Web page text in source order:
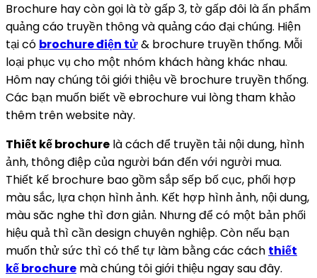
Brochure hay còn gọi là tờ gấp 3, tờ gấp đôi là ấn phẩm
quảng cáo truyền thông và quảng cáo đại chúng. Hiện
tại có brochure điện tử& brochure truyền thống. Mỗi
loại phục vụ cho một nhóm khách hàng khác nhau.
Hôm nay chúng tôi giới thiệu về brochure truyền thống.
Các bạn muốn biết về ebrochure vui lòng tham khảo
thêm trên website này.
Thiết kế brochure là cách để truyền tải nội dung, hình
ảnh, thông điệp của người bán đến với người mua.
Thiết kế brochure bao gồm sắp sếp bố cục, phối hợp
màu sắc, lựa chọn hình ảnh. Kết hợp hình ảnh, nội dung,
màu săc nghe thì đơn giản. Nhưng để có một bản phối
hiệu quả thì cần design chuyên nghiệp. Còn nếu bạn
muốn thử sức thì có thể tự làm bằng các cách thiết
kế brochure mà chúng tôi giới thiệu ngay sau đây.